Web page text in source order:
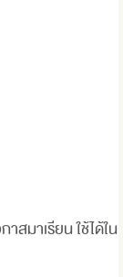
สมาเรียน ใช้ได้ใน